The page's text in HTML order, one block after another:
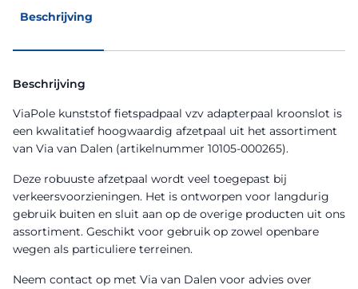
Beschrijving
Beschrijving
ViaPole kunststof fietspadpaal vzv adapterpaal kroonslot is
een kwalitatief hoogwaardig afzetpaal uit het assortiment
van Via van Dalen (artikelnummer 10105-000265).
Deze robuuste afzetpaal wordt veel toegepast bij
verkeersvoorzieningen. Het is ontworpen voor langdurig
gebruik buiten en sluit aan op de overige producten uit ons
assortiment. Geschikt voor gebruik op zowel openbare
wegen als particuliere terreinen.
Neem contact op met Via van Dalen voor advies over